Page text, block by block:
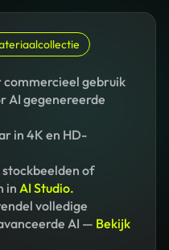
gebruik
AI gegenereerde
in 4K en HD-
stockbeelden of
in AI Studio.
volledige
AI — Bekijk